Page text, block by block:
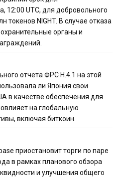
12:00 UTC, для добровольного
токенов NIGHT. В случае отказа
органы и
отчета ФРС H.4.1 на этой
ли Япония свои
в качестве обеспечения для
на глобальную
включая биткоин.
приостановит торги по паре
в рамках планового обзора
и улучшения общего